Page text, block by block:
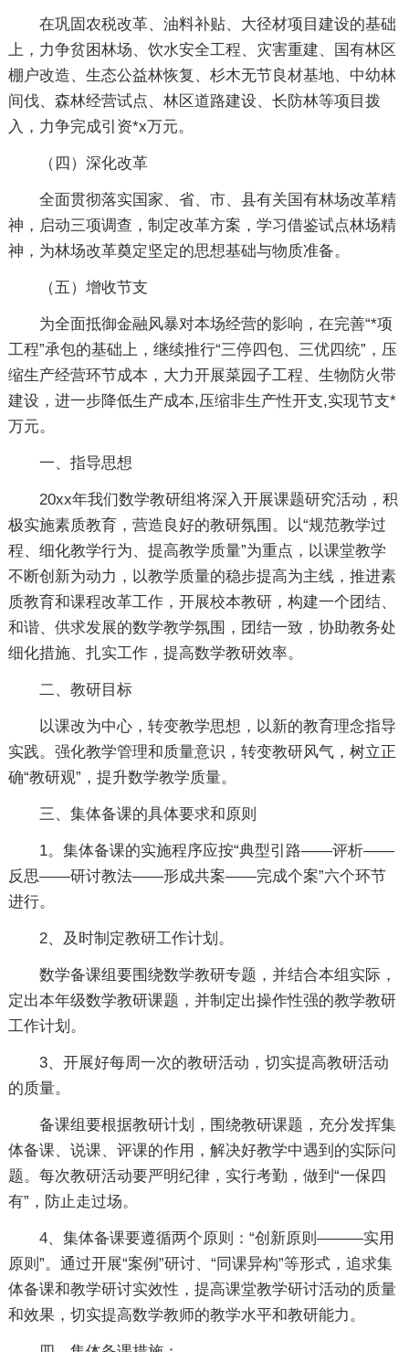
在巩固农税改革、油料补贴、大径材项目建设的基础
上，力争贫困林场、饮水安全工程、灾害重建、国有林区
棚户改造、生态公益林恢复、杉木无节良材基地、中幼林
间伐、森林经营试点、林区道路建设、长防林等项目拨
入，力争完成引资*x万元。
（四）深化改革
全面贯彻落实国家、省、市、县有关国有林场改革精
神，启动三项调查，制定改革方案，学习借鉴试点林场精
神，为林场改革奠定坚定的思想基础与物质准备。
（五）增收节支
为全面抵御金融风暴对本场经营的影响，在完善“*项
工程”承包的基础上，继续推行“三停四包、三优四统”，压
缩生产经营环节成本，大力开展菜园子工程、生物防火带
建设，进一步降低生产成本,压缩非生产性开支,实现节支*
万元。
一、指导思想
20xx年我们数学教研组将深入开展课题研究活动，积
极实施素质教育，营造良好的教研氛围。以“规范教学过
程、细化教学行为、提高教学质量”为重点，以课堂教学
不断创新为动力，以教学质量的稳步提高为主线，推进素
质教育和课程改革工作，开展校本教研，构建一个团结、
和谐、供求发展的数学教学氛围，团结一致，协助教务处
细化措施、扎实工作，提高数学教研效率。
二、教研目标
以课改为中心，转变教学思想，以新的教育理念指导
实践。强化教学管理和质量意识，转变教研风气，树立正
确“教研观”，提升数学教学质量。
三、集体备课的具体要求和原则
1。集体备课的实施程序应按“典型引路——评析——
反思——研讨教法——形成共案——完成个案”六个环节
进行。
2、及时制定教研工作计划。
数学备课组要围绕数学教研专题，并结合本组实际，
定出本年级数学教研课题，并制定出操作性强的教学教研
工作计划。
3、开展好每周一次的教研活动，切实提高教研活动
的质量。
备课组要根据教研计划，围绕教研课题，充分发挥集
体备课、说课、评课的作用，解决好教学中遇到的实际问
题。每次教研活动要严明纪律，实行考勤，做到“一保四
有”，防止走过场。
4、集体备课要遵循两个原则：“创新原则———实用
原则”。通过开展“案例”研讨、“同课异构”等形式，追求集
体备课和教学研讨实效性，提高课堂教学研讨活动的质量
和效果，切实提高数学教师的教学水平和教研能力。